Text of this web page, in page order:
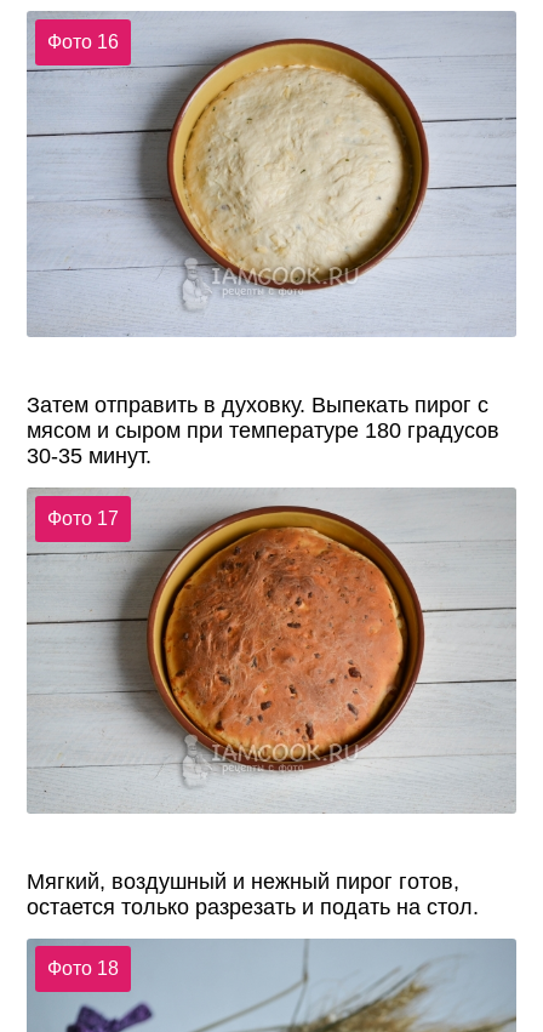
Фото 16
Затем отправить в духовку. Выпекать пирог с
мясом и сыром при температуре 180 градусов
30-35 минут.
Фото 17
Мягкий, воздушный и нежный пирог готов,
остается только разрезать и подать на стол.
Фото 18